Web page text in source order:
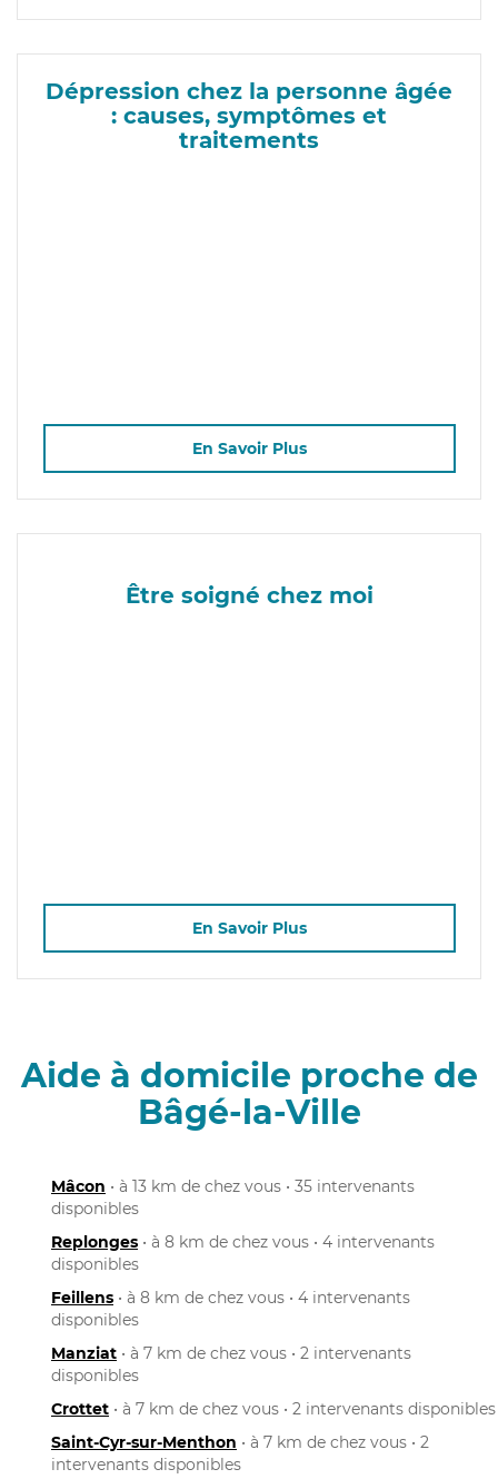
Dépression chez la personne âgée
: causes, symptômes et
traitements
En Savoir Plus
Être soigné chez moi
En Savoir Plus
Aide à domicile proche de
Bâgé-la-Ville
Mâcon • à 13 km de chez vous • 35 intervenants
disponibles
Replonges • à 8 km de chez vous • 4 intervenants
disponibles
Feillens • à 8 km de chez vous • 4 intervenants
disponibles
Manziat • à 7 km de chez vous • 2 intervenants
disponibles
Crottet • à 7 km de chez vous • 2 intervenants disponibles
Saint-Cyr-sur-Menthon • à 7 km de chez vous • 2
intervenants disponibles